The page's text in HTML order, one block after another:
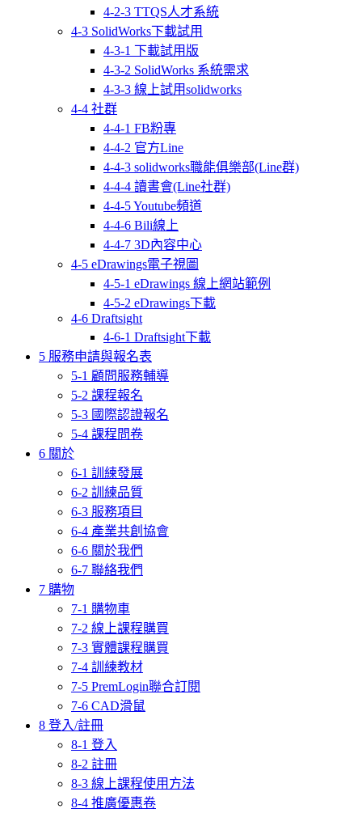
4-2-3 TTQS人才系統
4-3 SolidWorks下載試用
4-3-1 下載試用版
4-3-2 SolidWorks 系統需求
4-3-3 線上試用solidworks
4-4 社群
4-4-1 FB粉專
4-4-2 官方Line
4-4-3 solidworks職能俱樂部(Line群)
4-4-4 讀書會(Line社群)
4-4-5 Youtube頻道
4-4-6 Bili線上
4-4-7 3D內容中心
4-5 eDrawings電子視圖
4-5-1 eDrawings 線上網站範例
4-5-2 eDrawings下載
4-6 Draftsight
4-6-1 Draftsight下載
5 服務申請與報名表
5-1 顧問服務輔導
5-2 課程報名
5-3 國際認證報名
5-4 課程問卷
6 關於
6-1 訓練發展
6-2 訓練品質
6-3 服務項目
6-4 產業共創協會
6-6 關於我們
6-7 聯絡我們
7 購物
7-1 購物車
7-2 線上課程購買
7-3 實體課程購買
7-4 訓練教材
7-5 PremLogin聯合訂閱
7-6 CAD滑鼠
8 登入/註冊
8-1 登入
8-2 註冊
8-3 線上課程使用方法
8-4 推廣優惠卷